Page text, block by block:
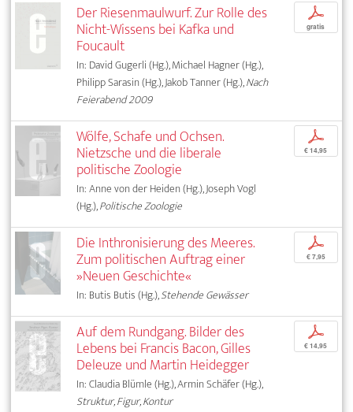
Der Riesenmaulwurf. Zur Rolle des
Nicht-Wissens bei Kafka und
Foucault
In: David Gugerli (Hg.), Michael Hagner (Hg.),
Philipp Sarasin (Hg.), Jakob Tanner (Hg.),Nach
Feierabend 2009
p
gratis
Wölfe, Schafe und Ochsen.
Nietzsche und die liberale
politische Zoologie
In: Anne von der Heiden (Hg.), Joseph Vogl
(Hg.),Politische Zoologie
p
€ 14,95
Die Inthronisierung des Meeres.
Zum politischen Auftrag einer
»Neuen Geschichte«
In: Butis Butis (Hg.),Stehende Gewässer
p
€ 7,95
Auf dem Rundgang. Bilder des
Lebens bei Francis Bacon, Gilles
Deleuze und Martin Heidegger
In: Claudia Blümle (Hg.), Armin Schäfer (Hg.),
Struktur, Figur, Kontur
p
€ 14,95